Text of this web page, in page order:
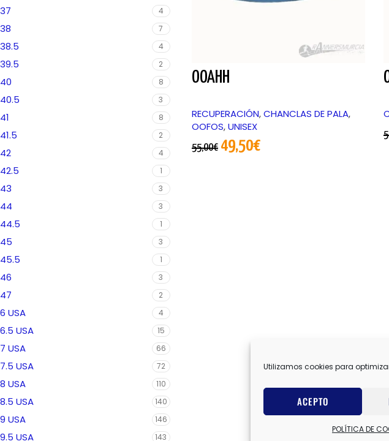
Utilizamos cookies para
ACEPTO
POLÍTICA DE
37 4
38 7
38.5 4
39.5 2
40 8
40.5 3
41 8
41.5 2
42 4
42.5 1
43 3
44 3
44.5 1
45 3
45.5 1
46 3
47 2
6 USA 4
6.5 USA 15
7 USA 66
7.5 USA 72
8 USA 110
8.5 USA 140
9 USA 146
9.5 USA 143
OOAHH
RECUPERACIÓN,CHANCLAS DE PALA,
OOFOS,UNISEX
55,00€ 49,50€